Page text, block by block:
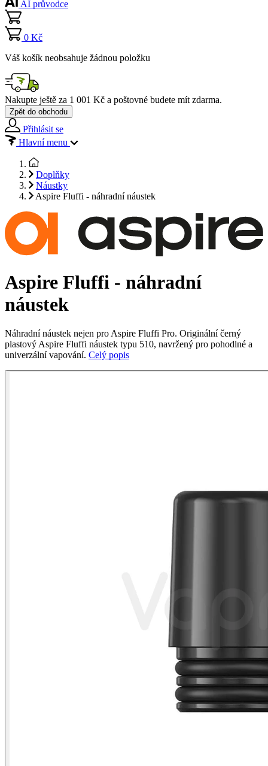
AI průvodce
0 Kč
Váš košík neobsahuje žádnou položku
Nakupte ještě za 1 001 Kč a poštovné budete mít zdarma.
Zpět do obchodu
Přihlásit se
Hlavní menu
Doplňky
Náustky
Aspire Fluffi - náhradní náustek
Aspire Fluffi - náhradní
náustek
Náhradní náustek nejen pro Aspire Fluffi Pro. Originální černý
plastový Aspire Fluffi náustek typu 510, navržený pro pohodlné a
univerzální vapování. Celý popis